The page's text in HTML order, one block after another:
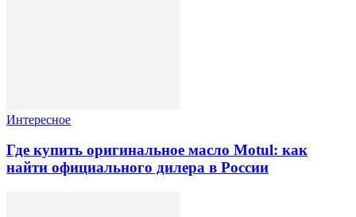
Интересное
Где купить оригинальное масло Motul: как
найти официального дилера в России